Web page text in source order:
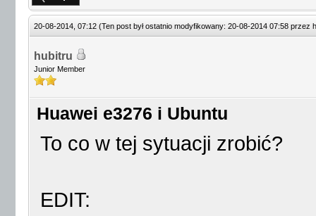
20-08-2014, 07:12 (Ten post był ostatnio modyfikowany: 20-08-2014 07:58 przez
hubitru
Junior Member
Huawei e3276 i Ubuntu
To co w tej sytuacji zrobić?
EDIT: